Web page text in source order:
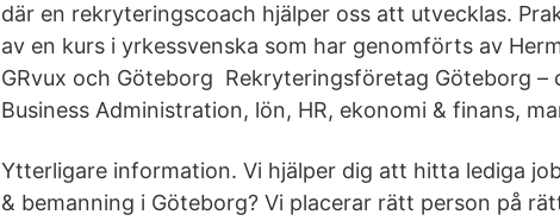
där en rekryteringscoach hjälper oss att utvecklas.
av en kurs i yrkessvenska som har genomförts av
GRvux och Göteborg Rekryteringsföretag Göteborg –
Business Administration, lön, HR, ekonomi & finans,
Ytterligare information. Vi hjälper dig att hitta lediga
& bemanning i Göteborg? Vi placerar rätt person på